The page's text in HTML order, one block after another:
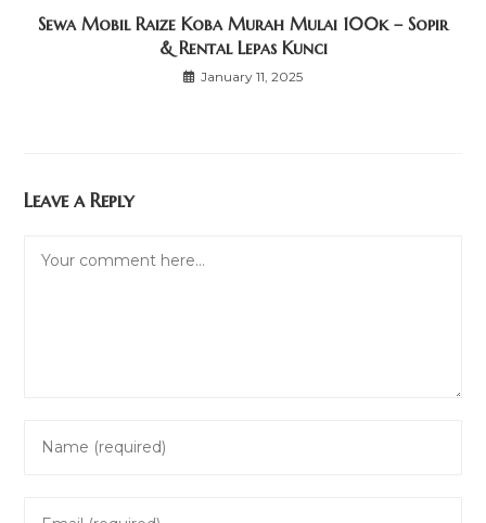
Sewa Mobil Raize Koba Murah Mulai 100k – Sopir
& Rental Lepas Kunci
January 11, 2025
Leave a Reply